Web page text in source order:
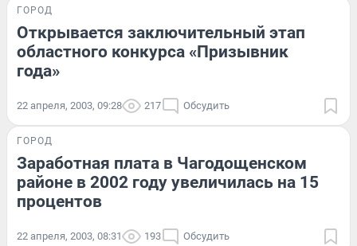
ГОРОД
Открывается заключительный этап
областного конкурса «Призывник
года»
22 апреля, 2003, 09:28 217 Обсудить
ГОРОД
Заработная плата в Чагодощенском
районе в 2002 году увеличилась на 15
процентов
22 апреля, 2003, 08:31 193 Обсудить